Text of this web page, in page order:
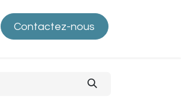
Politique de confidentialité
Contactez-nous